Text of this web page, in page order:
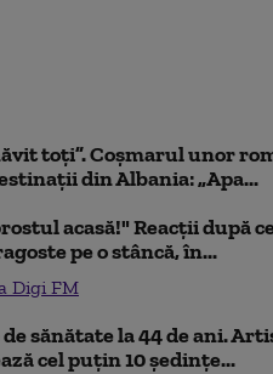
toți”. Coșmarul unor
din Albania: „Apa...
acasă!" Reacţii după
pe o stâncă, în...
Digi FM
sănătate la 44 de ani.
cel puțin 10 ședințe...